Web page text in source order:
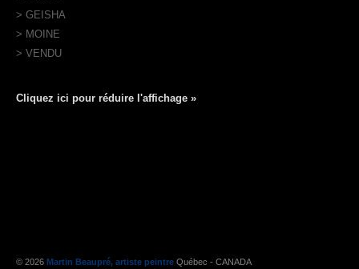
> GEISHA
> MOINE
> VENDU
Cliquez ici pour réduire l'affichage »
© 2026 Martin Beaupré, artiste peintre Québec - CANADA